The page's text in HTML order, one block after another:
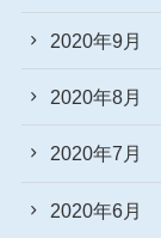
2020年9月
2020年8月
2020年7月
2020年6月